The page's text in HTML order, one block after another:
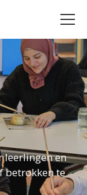
leerlingen en
betrokken te